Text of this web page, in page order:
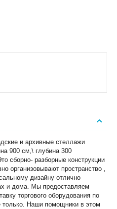
и архивные стеллажи
900 см,\ глубина 300
сборно- разборные конструкции
организовывают пространство ,
дизайну отлично
и дома. Мы предоставляем
торгового оборудования по
только. Наши помощники в этом